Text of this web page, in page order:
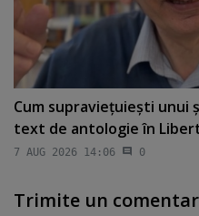
Cum supravieţuieşti unui
text de antologie în
7 AUG 2026 14:06 0
Trimite un